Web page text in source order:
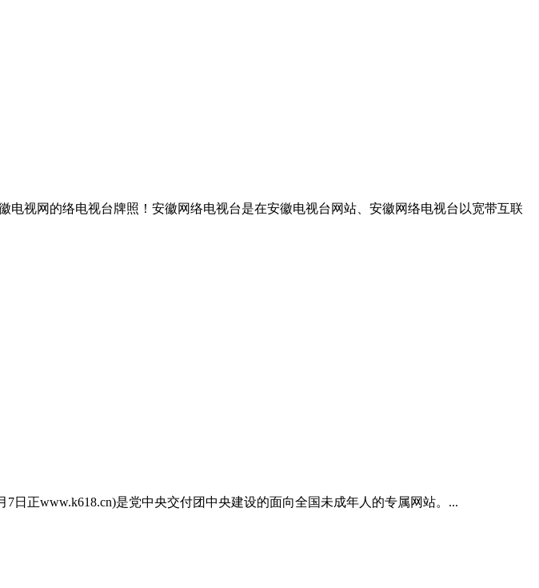
视网的络电视台牌照！安徽网络电视台是在安徽电视台网站、安徽网络电视台以宽带互联
日正www.k618.cn)是党中央交付团中央建设的面向全国未成年人的专属网站。...